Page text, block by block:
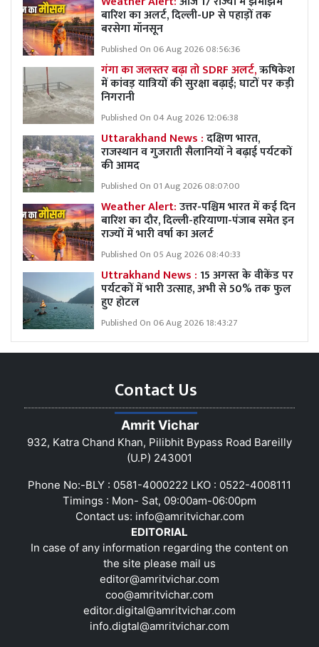
बारिश का अलर्ट, दिल्ली-UP से पहाड़ों तक
बरसेगा मॉनसून
Published On 06 Aug 2026 08:56:36
गंगा का जलस्तर बढ़ा तो SDRF अलर्ट,ऋषिकेश
में कांवड़ यात्रियों की सुरक्षा बढ़ाई; घाटों पर कड़ी
निगरानी
Published On 04 Aug 2026 12:06:38
Uttarakhand News :दक्षिण भारत,
राजस्थान व गुजराती सैलानियों ने बढ़ाई पर्यटकों
की आमद
Published On 01 Aug 2026 08:07:00
Weather Alert:उत्तर-पश्चिम भारत में कई दिन
बारिश का दौर, दिल्ली-हरियाणा-पंजाब समेत इन
राज्यों में भारी वर्षा का अलर्ट
Published On 05 Aug 2026 08:40:33
Uttrakhand News :15 अगस्त के वीकेंड पर
पर्यटकों में भारी उत्साह, अभी से 50% तक फुल
हुए होटल
Published On 06 Aug 2026 18:43:27
Contact Us
Amrit Vichar
932, Katra Chand Khan, Pilibhit Bypass Road Bareilly
(U.P) 243001
Phone No:-BLY : 0581-4000222 LKO : 0522-4008111
Timings : Mon- Sat, 09:00am-06:00pm
Contact us: info@amritvichar.com
EDITORIAL
In case of any information regarding the content on
the site please mail us
editor@amritvichar.com
coo@amritvichar.com
editor.digital@amritvichar.com
info.digtal@amritvichar.com